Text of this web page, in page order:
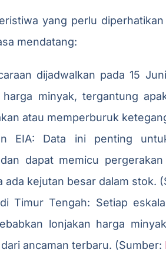
yang perlu
mendatang:
dijadwalkan pada 15
minyak, tergantung
atau memperburuk
EIA: Data ini penting
dapat memicu
ada kejutan besar dalam stok.
Timur Tengah: Setiap
lonjakan harga
ancaman terbaru. (Sumber: